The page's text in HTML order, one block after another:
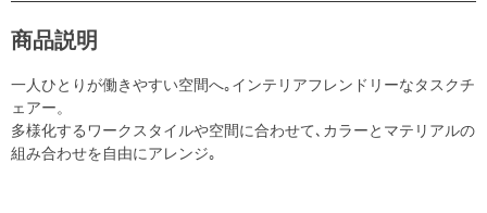
商品説明
一人ひとりが働きやすい空間へ｡インテリアフレンドリーなタスクチ
ェアー。
多様化するワークスタイルや空間に合わせて､カラーとマテリアルの
組み合わせを自由にアレンジ｡